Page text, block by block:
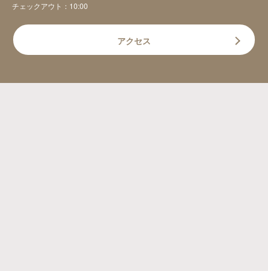
チェックアウト：10:00
アクセス